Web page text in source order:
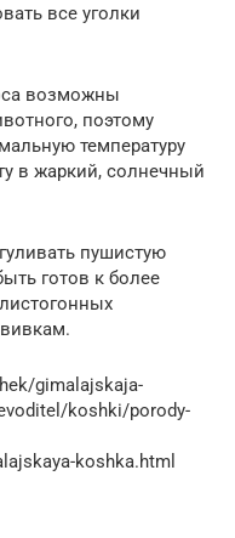
все уголки
возможны
поэтому
температуру
в жаркий, солнечный
пушистую
готов к более
gimalajskaja-
koshki/porody-
koshka.html